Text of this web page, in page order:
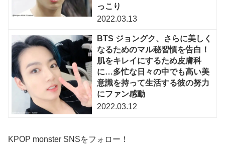
っこり
2022.03.13
BTS ジョングク、さらに美しく
なるためのマル秘習慣を告白！
肌をキレイにするため皮膚科
に…多忙な日々の中でも高い美
意識を持って生活する彼の努力
にファン感動
2022.03.12
KPOP monster SNSをフォロー！